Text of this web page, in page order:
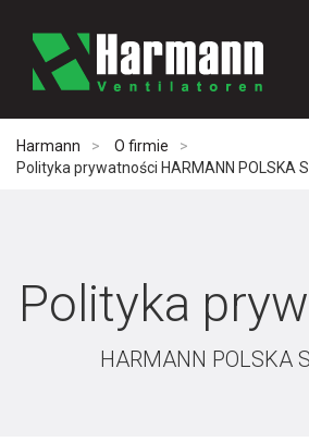
Harmann
O firmie
Polityka prywatności HARMANN POLSKA
Polityka
HARMANN POLSKA